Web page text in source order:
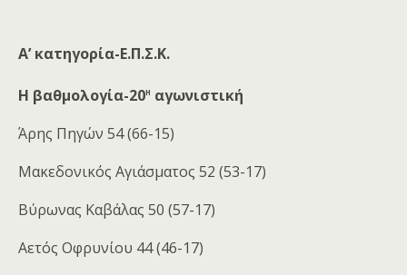
Α’ κατηγορία-Ε.Π.Σ.Κ.
Η βαθμολογία-20η αγωνιστική
Άρης Πηγών 54 (66-15)
Μακεδονικός Αγιάσματος 52 (53-17)
Βύρωνας Καβάλας 50 (57-17)
Αετός Οφρυνίου 44 (46-17)